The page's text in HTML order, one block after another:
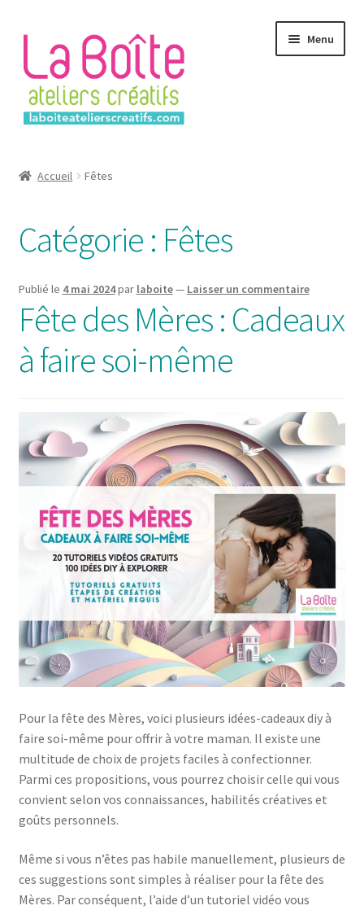
la
navigation
contenu
Menu
Login
Password Reset
Register
Solde de la carte-cadeau
Boutique en ligne
Blog
Politique de confidentialité
Validation de la commande
Contact
Mon compte
Accueil Fêtes
Catégorie : Fêtes
Publié le 4 mai 2024par laboite— Laisser un commentaire
Fête des Mères : Cadeaux
à faire soi-même
Pour la fête des Mères, voici plusieurs idées-cadeaux diy à
faire soi-même pour offrir à votre maman. Il existe une
multitude de choix de projets faciles à confectionner.
Parmi ces propositions, vous pourrez choisir celle qui vous
convient selon vos connaissances, habilités créatives et
goûts personnels.
Même si vous n’êtes pas habile manuellement, plusieurs de
ces suggestions sont simples à réaliser pour la fête des
Mères. Par conséquent, l’aide d’un tutoriel vidéo vous